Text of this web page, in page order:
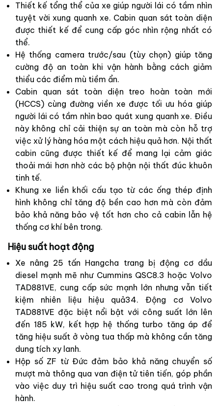
Thiết kế tổng thể của xe giúp người lái có tầm nhìn
tuyệt vời xung quanh xe. Cabin quan sát toàn diện
được thiết kế để cung cấp góc nhìn rộng nhất có
thể.
Hệ thống camera trước/sau (tùy chọn) giúp tăng
cường độ an toàn khi vận hành bằng cách giảm
thiểu các điểm mù tiềm ẩn.
Cabin quan sát toàn diện treo hoàn toàn mới
(HCCS) cùng đường viền xe được tối ưu hóa giúp
người lái có tầm nhìn bao quát xung quanh xe. Điều
này không chỉ cải thiện sự an toàn mà còn hỗ trợ
việc xử lý hàng hóa một cách hiệu quả hơn. Nội thất
cabin cũng được thiết kế để mang lại cảm giác
thoải mái hơn nhờ các bộ phận nội thất đúc khuôn
tinh tế.
Khung xe liền khối cấu tạo từ các ống thép định
hình không chỉ tăng độ bền cao hơn mà còn đảm
bảo khả năng bảo vệ tốt hơn cho cả cabin lẫn hệ
thống cơ khí bên trong.
Hiệu suất hoạt động
Xe nâng 25 tấn Hangcha trang bị động cơ dầu
diesel mạnh mẽ như Cummins QSC8.3 hoặc Volvo
TAD881VE, cung cấp sức mạnh lớn nhưng vẫn tiết
kiệm nhiên liệu hiệu quả34. Động cơ Volvo
TAD881VE đặc biệt nổi bật với công suất lớn lên
đến 185 kW, kết hợp hệ thống turbo tăng áp để
tăng hiệu suất ở vòng tua thấp mà không cần tăng
dung tích xy lanh.
Hộp số ZF từ Đức đảm bảo khả năng chuyển số
mượt mà thông qua van điện tử tiên tiến, góp phần
vào việc duy trì hiệu suất cao trong quá trình vận
hành.